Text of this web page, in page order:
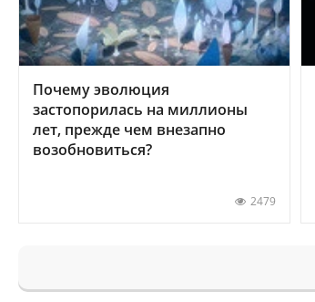
Почему эволюция
застопорилась на миллионы
лет, прежде чем внезапно
возобновиться?
2479